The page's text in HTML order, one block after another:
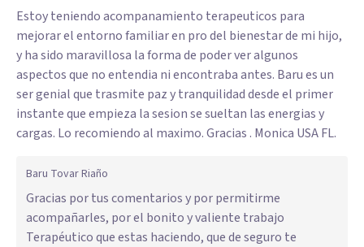
Estoy teniendo acompanamiento terapeuticos para
mejorar el entorno familiar en pro del bienestar de mi hijo,
y ha sido maravillosa la forma de poder ver algunos
aspectos que no entendia ni encontraba antes. Baru es un
ser genial que trasmite paz y tranquilidad desde el primer
instante que empieza la sesion se sueltan las energias y
cargas. Lo recomiendo al maximo. Gracias . Monica USA FL.
Baru Tovar Riaño
Gracias por tus comentarios y por permitirme
acompañarles, por el bonito y valiente trabajo
Terapéutico que estas haciendo, que de seguro te